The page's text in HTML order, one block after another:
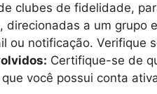
clubes de fidelidade,
direcionadas a um
ou notificação. Verifique
Certifique-se de
você possui conta